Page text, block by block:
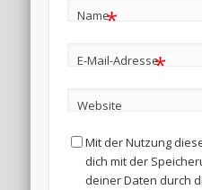
Name*
E-Mail-Adresse*
Website
Mit der Nutzung
dich mit der
deiner Daten durch